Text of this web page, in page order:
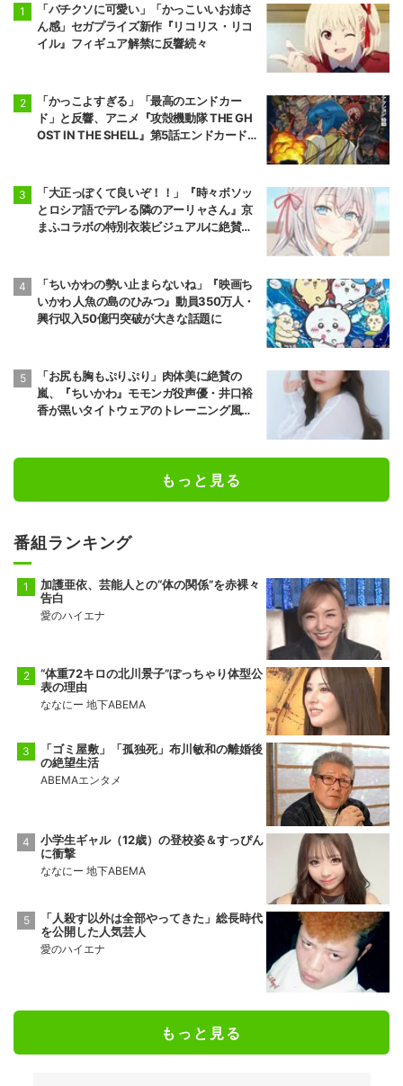
「バチクソに可愛い」「かっこいいお姉さ
ん感」セガプライズ新作『リコリス・リコ
イル』フィギュア解禁に反響続々
「かっこよすぎる」「最高のエンドカー
ド」と反響、アニメ『攻殻機動隊 THE GH
OST IN THE SHELL』第5話エンドカード公
「大正っぽくて良いぞ！！」『時々ボソッ
とロシア語でデレる隣のアーリャさん』京
まふコラボの特別衣装ビジュアルに絶賛の
「ちいかわの勢い止まらないね」『映画ち
いかわ 人魚の島のひみつ』動員350万人・
興行収入50億円突破が大きな話題に
「お尻も胸もぷりぷり」肉体美に絶賛の
嵐、『ちいかわ』モモンガ役声優・井口裕
香が黒いタイトウェアのトレーニング風景
もっと見る
番組ランキング
加護亜依、芸能人との“体の関係”を赤裸々
告白
愛のハイエナ
“体重72キロの北川景子”ぽっちゃり体型公
表の理由
ななにー 地下ABEMA
「ゴミ屋敷」「孤独死」布川敏和の離婚後
の絶望生活
ABEMAエンタメ
小学生ギャル（12歳）の登校姿＆すっぴん
に衝撃
ななにー 地下ABEMA
「人殺す以外は全部やってきた」総長時代
を公開した人気芸人
愛のハイエナ
もっと見る